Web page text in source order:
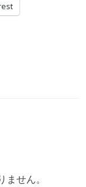
ません。